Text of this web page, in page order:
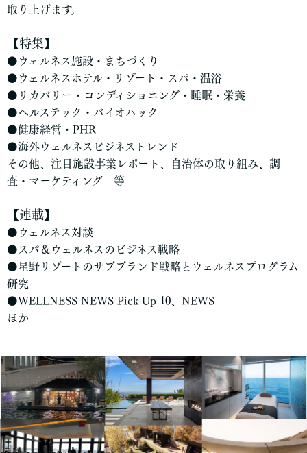
取り上げます。
【特集】
⚫ウェルネス施設・まちづくり
⚫ウェルネスホテル・リゾート・スパ・温浴
⚫リカバリー・コンディショニング・睡眠・栄養
⚫ヘルステック・バイオハック
⚫健康経営・PHR
⚫海外ウェルネスビジネストレンド
その他、注目施設事業レポート、自治体の取り組み、調
査・マーケティング 等
【連載】
⚫ウェルネス対談
⚫スパ＆ウェルネスのビジネス戦略
⚫星野リゾートのサブブランド戦略とウェルネスプログラム
研究
⚫WELLNESS NEWS Pick Up 10、NEWS
ほか